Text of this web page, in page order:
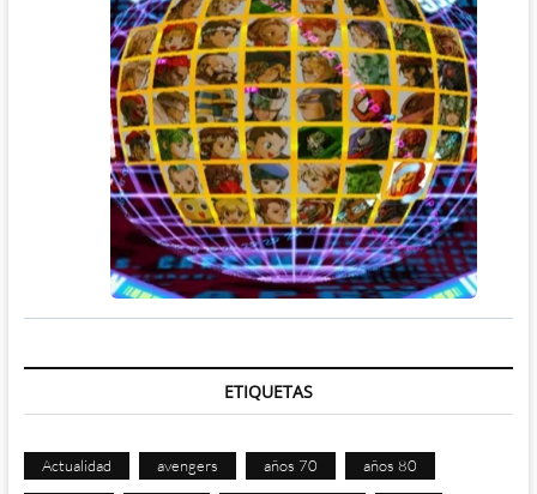
ETIQUETAS
Actualidad avengers años 70 años 80